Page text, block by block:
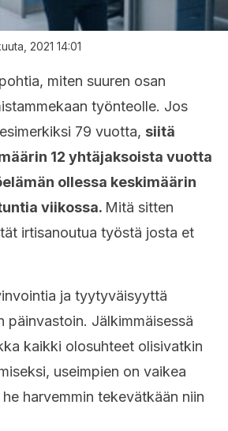
2021 14:01
miten suuren osan
työnteolle. Jos
79 vuotta, siitä
12 yhtäjaksoista vuotta
ollessa keskimäärin
viikossa. Mitä sitten
irtisanoutua työstä josta et
ja tyytyväisyyttä
päinvastoin. Jälkimmäisessä
kaikki olosuhteet olisivatkin
useimpien on vaikea
harvemmin tekevätkään niin